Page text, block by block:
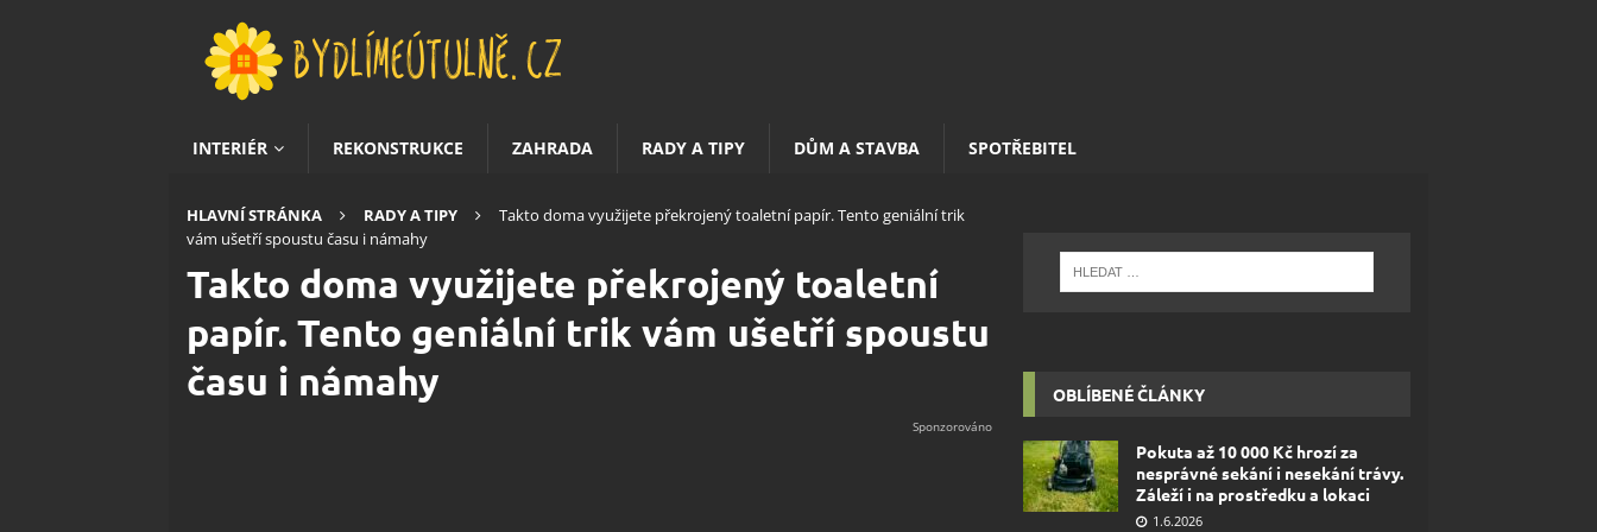
INTERIÉR REKONSTRUKCE ZAHRADA RADY A TIPY DŮM A STAVBA SPOTŘEBITEL
HLAVNÍ STRÁNKA RADY A TIPY
Takto doma využijete překrojený toaletní papír. Tento geniální trik
vám ušetří spoustu času i námahy
Takto doma využijete překrojený toaletní
papír. Tento geniální trik vám ušetří spoustu
času i námahy
OBLÍBENÉ ČLÁNKY
Pokuta až 10 000 Kč hrozí za
nesprávné sekání i nesekání trávy.
Záleží i na prostředku a lokaci
1.6.2026